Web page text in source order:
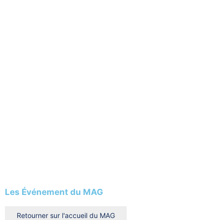
Les Événement du MAG
Retourner sur l'accueil du MAG